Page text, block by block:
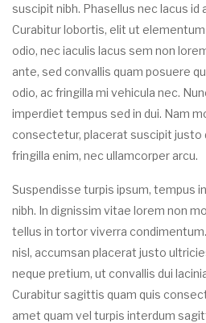
suscipit nibh. Phasellus nec lacus
Curabitur lobortis, elit ut
odio, nec iaculis lacus sem non
ante, sed convallis quam posuere
odio, ac fringilla mi vehicula nec.
imperdiet tempus sed in dui. Nam
consectetur, placerat suscipit justo
fringilla enim, nec ullamcorper arcu.
Suspendisse turpis ipsum, tempus
nibh. In dignissim vitae lorem non
tellus in tortor viverra
nisl, accumsan placerat justo
neque pretium, ut convallis dui
Curabitur sagittis quam quis
amet quam vel turpis interdum